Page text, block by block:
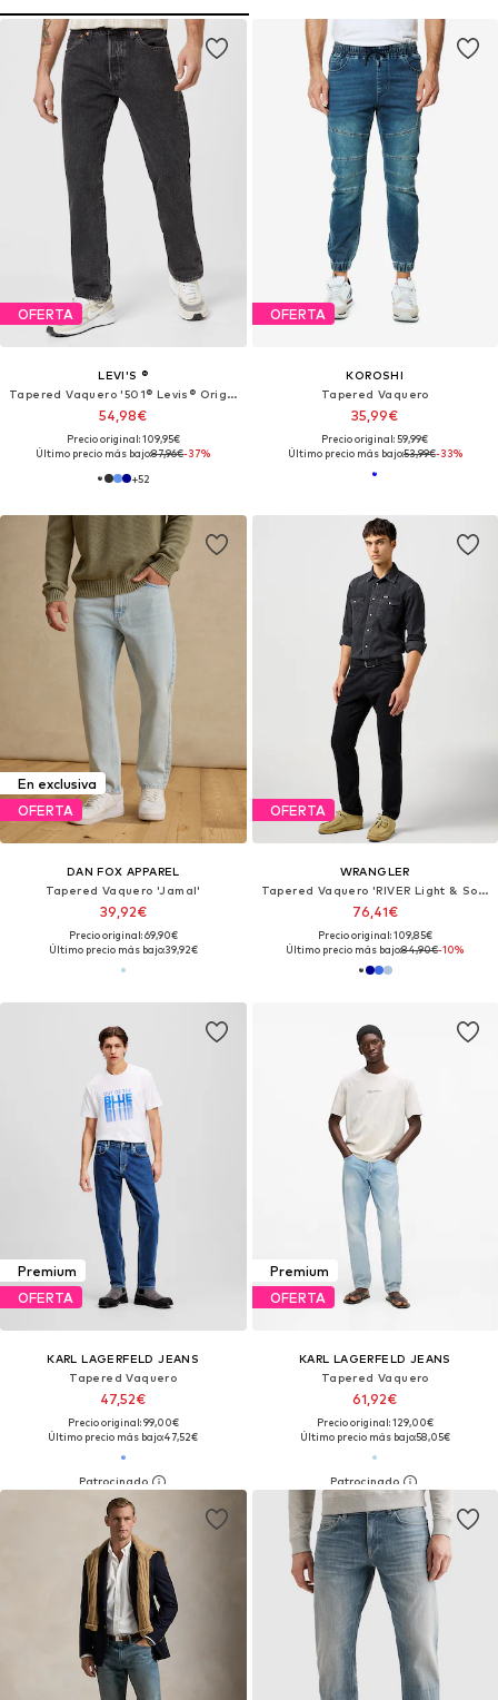
OFERTA
LEVI'S ®
Tapered Vaquero '501® Levis® Original'
54,98€
Precio original: 109,95€
Último precio más bajo:87,96€-37%
+52
OFERTA
KOROSHI
Tapered Vaquero
35,99€
Precio original: 59,99€
Último precio más bajo:53,99€-33%
En exclusiva
OFERTA
DAN FOX APPAREL
Tapered Vaquero 'Jamal'
39,92€
Precio original: 69,90€
Último precio más bajo:39,92€
OFERTA
WRANGLER
Tapered Vaquero 'RIVER Light & Soft Denim'
76,41€
Precio original: 109,85€
Último precio más bajo:84,90€-10%
Premium
OFERTA
KARL LAGERFELD JEANS
Tapered Vaquero
47,52€
Precio original: 99,00€
Último precio más bajo:47,52€
Premium
OFERTA
KARL LAGERFELD JEANS
Tapered Vaquero
61,92€
Precio original: 129,00€
Último precio más bajo:58,05€